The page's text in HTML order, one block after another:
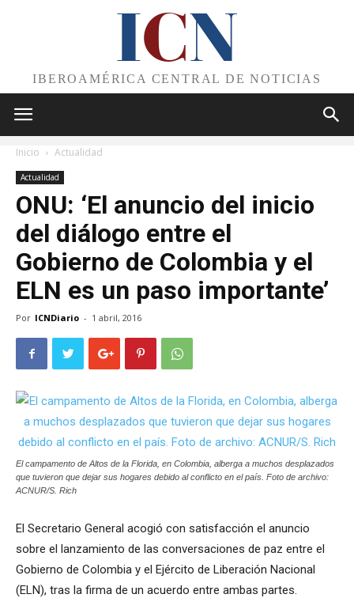
ICN
IBEROAMÉRICA CENTRAL DE NOTICIAS
Inicio Actualidad
Actualidad
ONU: ‘El anuncio del inicio
del diálogo entre el
Gobierno de Colombia y el
ELN es un paso importante’
Por ICNDiario - 1 abril, 2016
El campamento de Altos de la Florida, en Colombia, alberga a muchos desplazados
que tuvieron que dejar sus hogares debido al conflicto en el país. Foto de archivo:
ACNUR/S. Rich
El Secretario General acogió con satisfacción el anuncio
sobre el lanzamiento de las conversaciones de paz entre el
Gobierno de Colombia y el Ejército de Liberación Nacional
(ELN), tras la firma de un acuerdo entre ambas partes.